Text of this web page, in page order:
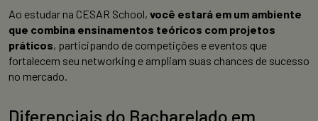
Ao estudar na CESAR School, você estará em um ambiente
que combina ensinamentos teóricos com projetos
práticos, participando de competições e eventos que
fortalecem seu networking e ampliam suas chances de sucesso
no mercado.
Diferenciais do Bacharelado em